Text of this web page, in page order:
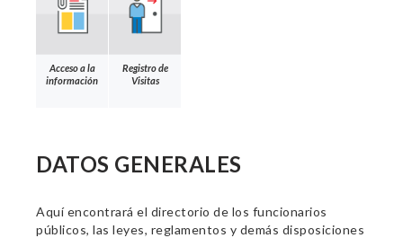
Acceso a la
información
Registro de
Visitas
DATOS GENERALES
Aquí encontrará el directorio de los funcionarios
públicos, las leyes, reglamentos y demás disposiciones